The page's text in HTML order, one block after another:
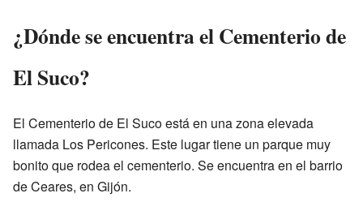
¿Dónde se encuentra el Cementerio de
El Suco?
El Cementerio de El Suco está en una zona elevada
llamada Los Pericones. Este lugar tiene un parque muy
bonito que rodea el cementerio. Se encuentra en el barrio
de Ceares, en Gijón.